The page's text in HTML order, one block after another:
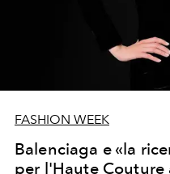
FASHION WEEK
Balenciaga e «la
per l'Haute